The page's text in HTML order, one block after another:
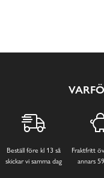
Beställ före kl 13 så
skickar vi samma dag
Fraktfritt
annars